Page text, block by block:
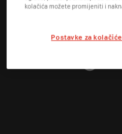
kolačića možete promijeniti i
Postavke za kolačiće